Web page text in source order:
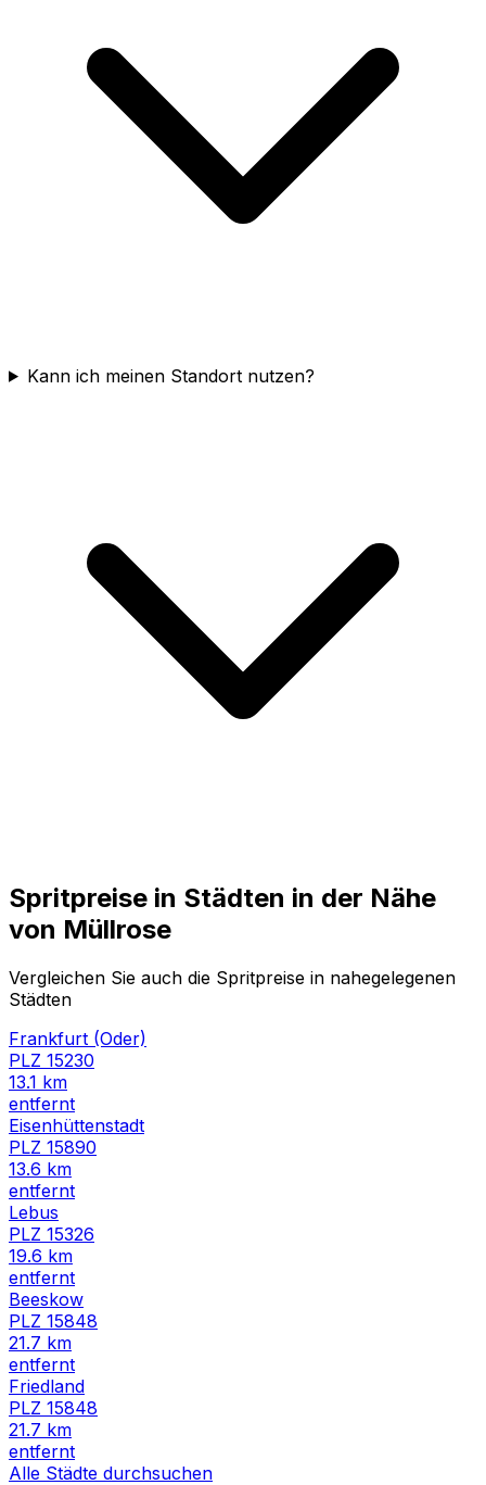
Kann ich meinen Standort nutzen?
Spritpreise in Städten in der Nähe
von Müllrose
Vergleichen Sie auch die Spritpreise in nahegelegenen
Städten
Frankfurt (Oder)
PLZ 15230
13.1 km
entfernt
Eisenhüttenstadt
PLZ 15890
13.6 km
entfernt
Lebus
PLZ 15326
19.6 km
entfernt
Beeskow
PLZ 15848
21.7 km
entfernt
Friedland
PLZ 15848
21.7 km
entfernt
Alle Städte durchsuchen